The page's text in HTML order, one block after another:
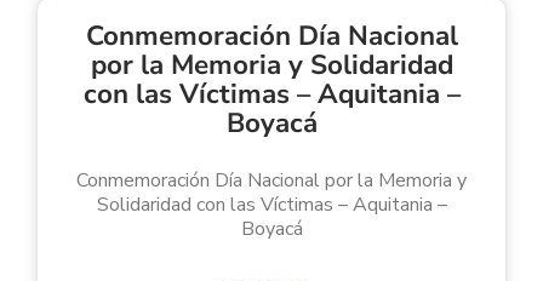
Conmemoración Día Nacional
por la Memoria y Solidaridad
con las Víctimas – Aquitania –
Boyacá
Conmemoración Día Nacional por la Memoria y
Solidaridad con las Víctimas – Aquitania –
Boyacá